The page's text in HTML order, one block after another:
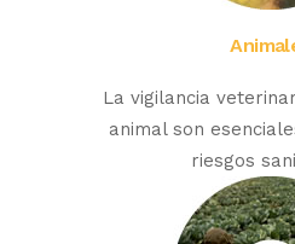
La vigilancia
animal son
riesgos